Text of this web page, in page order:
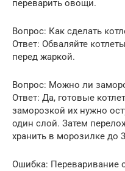
переварить овощи.
Вопрос: Как сделать
Ответ: Обваляйте
перед жаркой.
Вопрос: Можно ли
Ответ: Да, готовые
заморозкой их нужно
один слой. Затем
хранить в морозилке до
Ошибка: Переваривание